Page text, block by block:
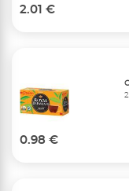
2.01 €
0.98 €